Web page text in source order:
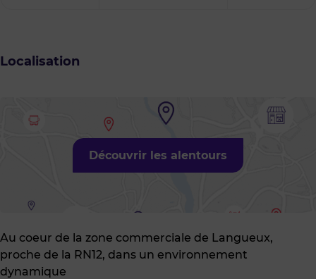
Localisation
Découvrir les alentours
Au coeur de la zone commerciale de Langueux,
proche de la RN12, dans un environnement
dynamique